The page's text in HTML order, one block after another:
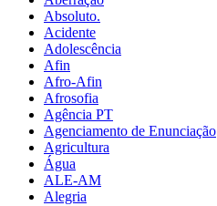
Absoluto.
Acidente
Adolescência
Afin
Afro-Afin
Afrosofia
Agência PT
Agenciamento de Enunciação
Agricultura
Água
ALE-AM
Alegria